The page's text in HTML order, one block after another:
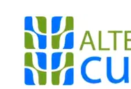
contenido